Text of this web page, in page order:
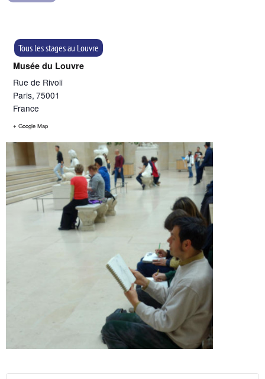
Musée du Louvre
Rue de Rivoli
Paris, 75001
France
+ Google Map
Tous les stages au Louvre